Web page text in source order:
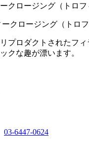
クロージング（トロ
プロダクトされたフ
クな趣が漂います。
03-6447-0624